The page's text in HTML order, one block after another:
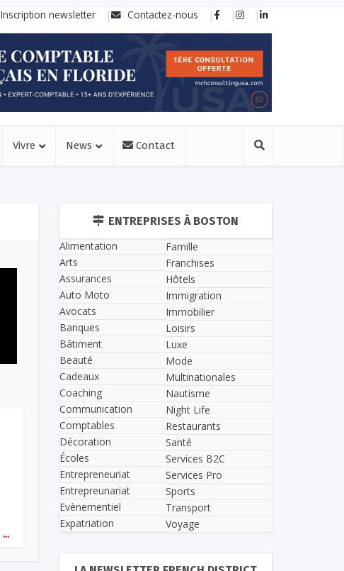
Inscription newsletter Contactez-nous
Vivre News Contact
...
ENTREPRISES À BOSTON
Alimentation
Arts
Assurances
Auto Moto
Avocats
Banques
Bâtiment
Beauté
Cadeaux
Coaching
Communication
Comptables
Décoration
Écoles
Entrepreneuriat
Entrepreunariat
Evènementiel
Expatriation
Famille
Franchises
Hôtels
Immigration
Immobilier
Loisirs
Luxe
Mode
Multinationales
Nautisme
Night Life
Restaurants
Santé
Services B2C
Services Pro
Sports
Transport
Voyage